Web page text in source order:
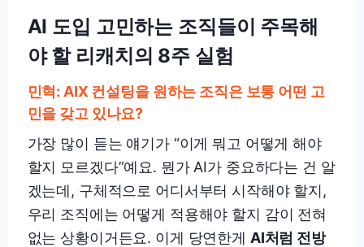
AI 도입 고민하는 조직들이 주목해
야 할 리캐치의 8주 실험
민혁: AIX 컨설팅을 원하는 조직은 보통 어떤 고
민을 갖고 있나요?
가장 많이 듣는 얘기가 “이게 뭐고 어떻게 해야
할지 모르겠다”예요. 뭔가 AI가 중요하다는 건 알
겠는데, 구체적으로 어디서부터 시작해야 할지,
우리 조직에는 어떻게 적용해야 할지 감이 전혀
없는 상황이거든요. 이게 당연한게 AI처럼 전방